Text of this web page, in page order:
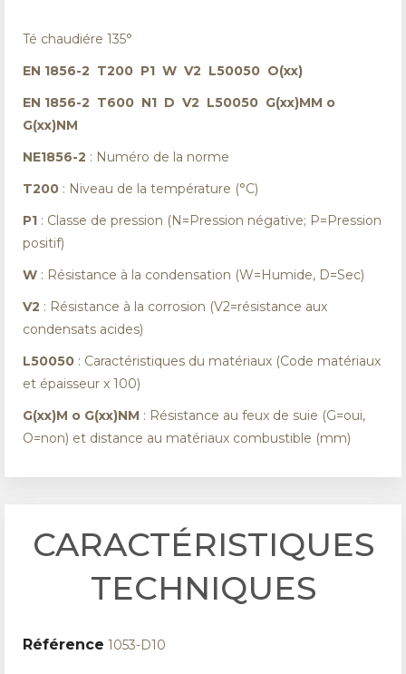
Té chaudiére 135°
EN 1856-2 T200 P1 W V2 L50050 O(xx)
EN 1856-2 T600 N1 D V2 L50050 G(xx)MM o
G(xx)NM
NE1856-2 : Numéro de la norme
T200 : Niveau de la température (°C)
P1 : Classe de pression (N=Pression négative; P=Pression
positif)
W : Résistance à la condensation (W=Humide, D=Sec)
V2 : Résistance à la corrosion (V2=résistance aux
condensats acides)
L50050 : Caractéristiques du matériaux (Code matériaux
et épaisseur x 100)
G(xx)M o G(xx)NM : Résistance au feux de suie (G=oui,
O=non) et distance au matériaux combustible (mm)
CARACTÉRISTIQUES
TECHNIQUES
Référence 1053-D10